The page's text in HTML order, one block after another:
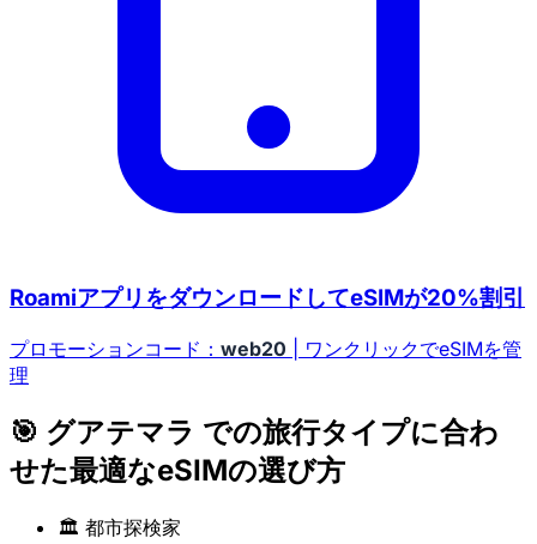
RoamiアプリをダウンロードしてeSIMが20%割引
プロモーションコード： web20 | ワンクリックでeSIMを管
理
🎯 グアテマラ での旅行タイプに合わ
せた最適なeSIMの選び方
🏛️ 都市探検家